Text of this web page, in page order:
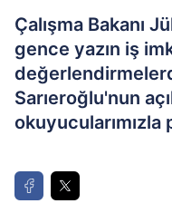
Çalışma Bakanı
gence yazın iş
Sarıeroğlu'nun
okuyucularımızla